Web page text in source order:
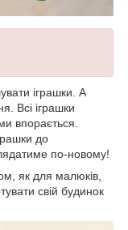
іграшки. А
Всі іграшки
впорається.
до
по-новому!
як для малюків,
свій будинок